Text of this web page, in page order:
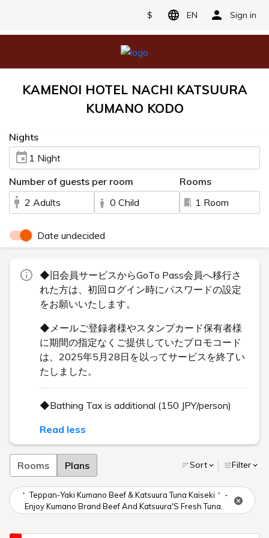
$ EN Sign in
KAMENOI HOTEL NACHI KATSUURA
KUMANO KODO
Nights
1 Night
Number of guests per room
2 Adults
0 Child
Rooms
1 Room
Date undecided
◆旧会員サービスからGoTo Pass会員へ移行さ
れた方は、初回ログイン時にパスワードの設定
をお願いいたします。
◆メールご登録者様やスタンプカード保有者様
に期間の指定なくご提供していたプロモコード
は、2025年5月28日を以ってサービスを終了い
たしました。
◆Bathing Tax is additional (150 JPY/person)
Read less
Rooms Plans Sort Filter
＇ Teppan-Yaki Kumano Beef & Katsuura Tuna Kaiseki＇ -
Enjoy Kumano Brand Beef And Katsuura'S Fresh Tuna.